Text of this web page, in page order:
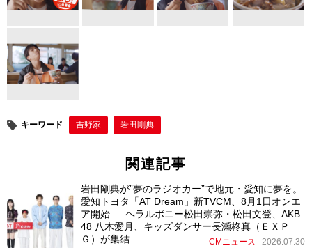
o
k
キーワード 吉野家 岩田剛典
関連記事
岩田剛典が”夢のラジオカー”で地元・愛知に夢を。
愛知トヨタ「AT Dream」新TVCM、8月1日オンエ
ア開始 ― ヘラルボニー松田崇弥・松田文登、AKB
48 八木愛月、キッズダンサー長瀬柊真（ＥＸＰ
Ｇ）が集結 ―
CMニュース 2026.07.30